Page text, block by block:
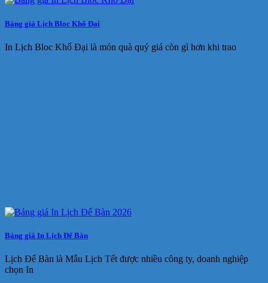
Bảng giá Lịch Bloc Khổ Đại
In Lịch Bloc Khổ Đại là món quà quý giá còn gì hơn khi trao
Bảng giá In Lịch Để Bàn
Lịch Để Bàn là Mẫu Lịch Tết được nhiều công ty, doanh nghiệp
chọn In